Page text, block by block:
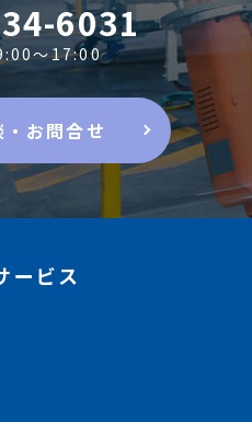
6031
〜17:00
・お問合せ
ービス